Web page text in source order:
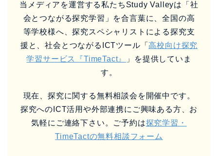
当メディアを運営する私たちStudy Valleyは「社
会とつながる探究学習」を合言葉に、全国の高
等学校様へ、探究スペシャリストによる探究支
援と、社会とつながるICTツール「高校向け探究
学習サービス『TimeTact』
」を提供していま
す。
現在、探究に関する無料相談会を開催中です。
探究へのICT活用や外部連携にご興味ある方、お
気軽にご連絡下さい。ご予約は探究学習・
TimeTactの無料相談フォーム